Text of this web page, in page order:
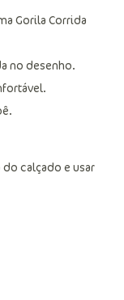
Gorila Corrida
no desenho.
calçado e usar